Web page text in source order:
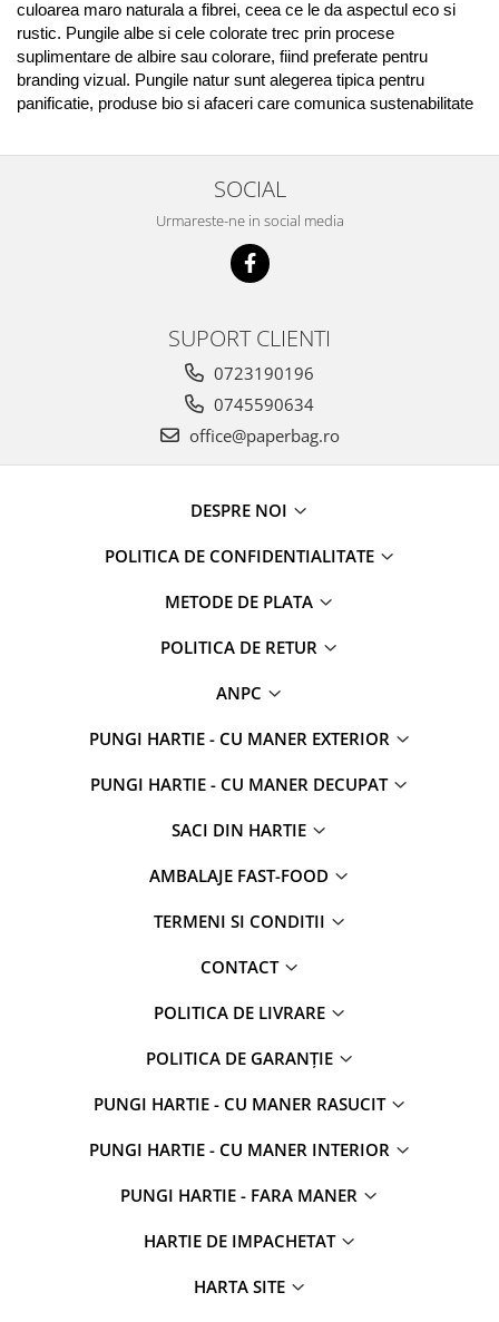
culoarea maro naturala a fibrei, ceea ce le da aspectul eco si
rustic. Pungile albe si cele colorate trec prin procese
suplimentare de albire sau colorare, fiind preferate pentru
branding vizual. Pungile natur sunt alegerea tipica pentru
panificatie, produse bio si afaceri care comunica sustenabilitate
SOCIAL
Urmareste-ne in social media
SUPORT CLIENTI
0723190196
0745590634
office@paperbag.ro
DESPRE NOI
POLITICA DE CONFIDENTIALITATE
METODE DE PLATA
POLITICA DE RETUR
ANPC
PUNGI HARTIE - CU MANER EXTERIOR
PUNGI HARTIE - CU MANER DECUPAT
SACI DIN HARTIE
AMBALAJE FAST-FOOD
TERMENI SI CONDITII
CONTACT
POLITICA DE LIVRARE
POLITICA DE GARANȚIE
PUNGI HARTIE - CU MANER RASUCIT
PUNGI HARTIE - CU MANER INTERIOR
PUNGI HARTIE - FARA MANER
HARTIE DE IMPACHETAT
HARTA SITE